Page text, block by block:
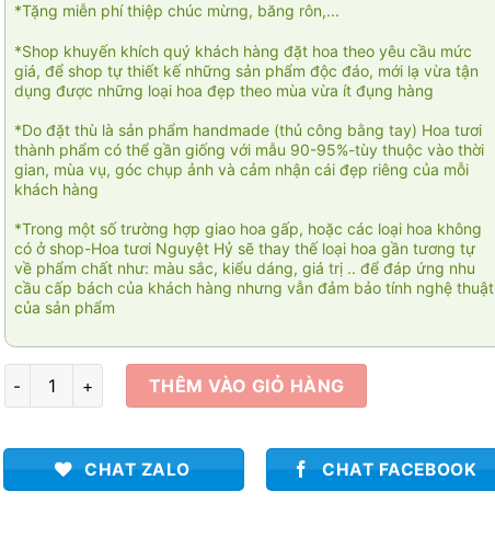
*Tặng miễn phí thiệp chúc mừng, băng rôn,...
*Shop khuyến khích quý khách hàng đặt hoa theo yêu cầu mức
giá, để shop tự thiết kế những sản phẩm độc đáo, mới lạ vừa tận
dụng được những loại hoa đẹp theo mùa vừa ít đụng hàng
*Do đặt thù là sản phẩm handmade (thủ công bằng tay) Hoa tươi
thành phẩm có thể gần giống với mẫu 90-95%-tùy thuộc vào thời
gian, mùa vụ, góc chụp ảnh và cảm nhận cái đẹp riêng của mỗi
khách hàng
*Trong một số trường hợp giao hoa gấp, hoặc các loại hoa không
có ở shop-Hoa tươi Nguyệt Hỷ sẽ thay thế loại hoa gần tương tự
về phẩm chất như: màu sắc, kiểu dáng, giá trị .. để đáp ứng nhu
cầu cấp bách của khách hàng nhưng vẫn đảm bảo tính nghệ thuật
của sản phẩm
Nụ cười em 01 số lượngTHÊM VÀO GIỎ HÀNG
CHAT ZALO CHAT FACEBOOK